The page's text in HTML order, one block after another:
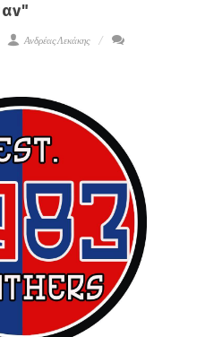
Ανδρέας Λεκάκης